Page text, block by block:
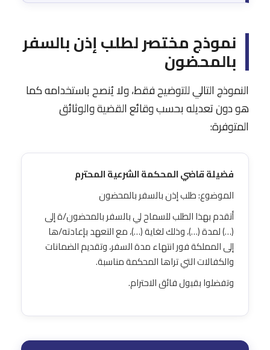
نموذج مختصر لطلب إذن بالسفر
بالمحضون
النموذج التالي للتوضيح فقط، ولا يُنصح باستخدامه كما
هو دون تعديله بحسب وقائع القضية والوثائق
المتوفرة:
فضيلة قاضي المحكمة الشرعية المحترم
الموضوع: طلب إذن بالسفر بالمحضون
أتقدم بهذا الطلب للسماح لي بالسفر بالمحضون/ة إلى
(…) لمدة (…)، وذلك لغاية (…)، مع التعهد بإعادته/ها
إلى المملكة فور انتهاء مدة السفر، وتقديم الضمانات
والكفالات التي تراها المحكمة مناسبة.
وتفضلوا بقبول فائق الاحترام.